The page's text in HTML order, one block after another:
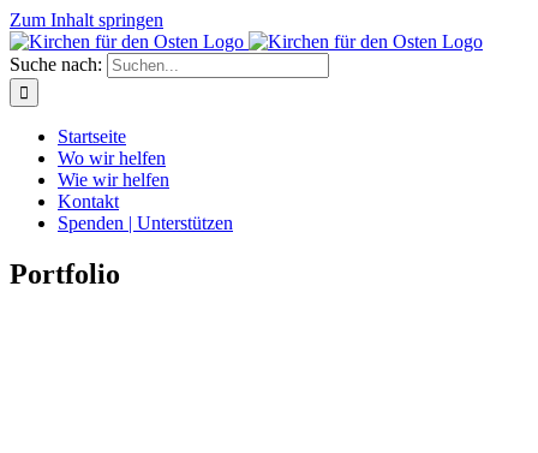
Zum Inhalt springen
Suche nach:
Startseite
Wo wir helfen
Wie wir helfen
Kontakt
Spenden | Unterstützen
Portfolio